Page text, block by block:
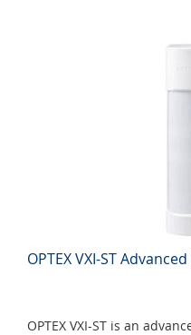
OPTEX VXI-ST
OPTEX VXI-ST is an